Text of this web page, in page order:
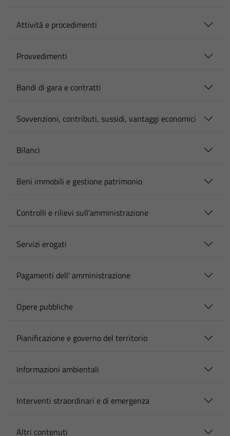
Attività e procedimenti
Provvedimenti
Bandi di gara e contratti
Sovvenzioni, contributi, sussidi, vantaggi economici
Bilanci
Beni immobili e gestione patrimonio
Controlli e rilievi sull'amministrazione
Servizi erogati
Pagamenti dell' amministrazione
Opere pubbliche
Pianificazione e governo del territorio
Informazioni ambientali
Interventi straordinari e di emergenza
Altri contenuti